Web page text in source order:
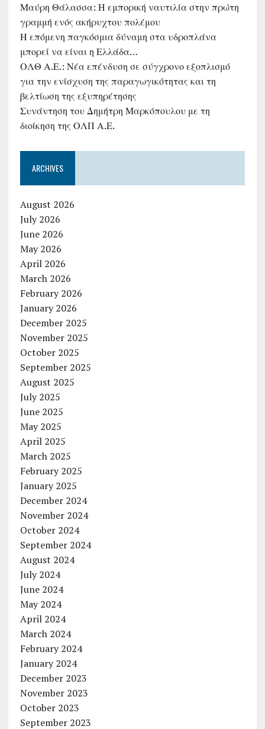
Μαύρη Θάλασσα: Η εμπορική ναυτιλία στην πρώτη
γραμμή ενός ακήρυχτου πολέμου
Η επόμενη παγκόσμια δύναμη στα υδροπλάνα
μπορεί να είναι η Ελλάδα…
ΟΛΘ Α.Ε.: Νέα επένδυση σε σύγχρονο εξοπλισμό
για την ενίσχυση της παραγωγικότητας και τη
βελτίωση της εξυπηρέτησης
Συνάντηση του Δημήτρη Μαρκόπουλου με τη
διοίκηση της ΟΛΠ Α.Ε.
ARCHIVES
August 2026
July 2026
June 2026
May 2026
April 2026
March 2026
February 2026
January 2026
December 2025
November 2025
October 2025
September 2025
August 2025
July 2025
June 2025
May 2025
April 2025
March 2025
February 2025
January 2025
December 2024
November 2024
October 2024
September 2024
August 2024
July 2024
June 2024
May 2024
April 2024
March 2024
February 2024
January 2024
December 2023
November 2023
October 2023
September 2023